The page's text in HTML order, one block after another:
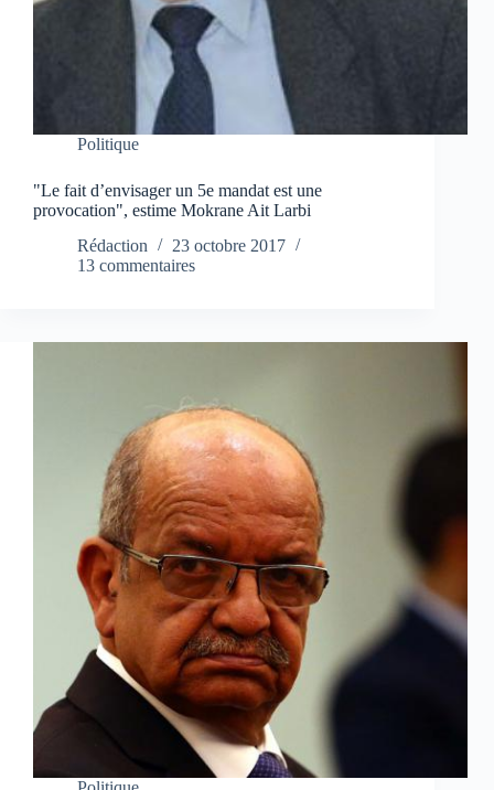
Politique
"Le fait d’envisager un 5e mandat est une
provocation", estime Mokrane Ait Larbi
Rédaction
23 octobre 2017
13 commentaires